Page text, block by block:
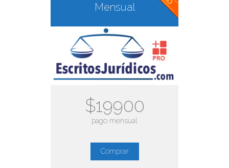
Mensual
$19900
pago mensual
Comprar